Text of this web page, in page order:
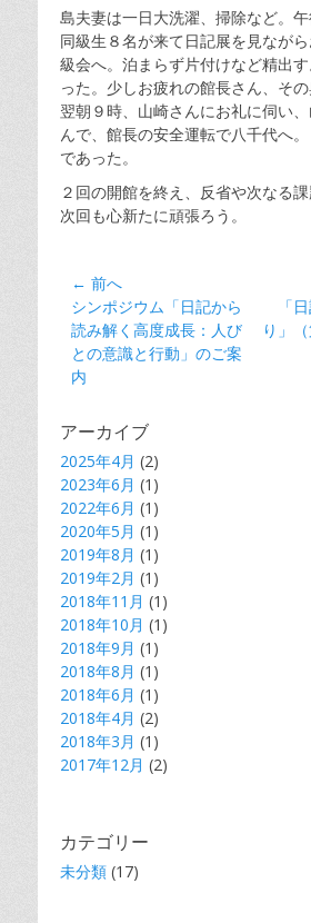
島夫妻は一日大洗濯、掃除など。
同級生８名が来て日記展を見なが
級会へ。泊まらず片付けなど精出
った。少しお疲れの館長さん、その
翌朝９時、山崎さんにお礼に伺い
んで、館長の安全運転で八千代へ
であった。
２回の開館を終え、反省や次なる課
次回も心新たに頑張ろう。
投
稿
ナ
ビ
ー
シ
ョ
ン
← 前へ
前
の
記
事:
シンポジウム「日記から
読み解く高度成長：人び
との意識と行動」のご案
内
「
り」
アーカイブ
2025年4月 (2)
2023年6月 (1)
2022年6月 (1)
2020年5月 (1)
2019年8月 (1)
2019年2月 (1)
2018年11月 (1)
2018年10月 (1)
2018年9月 (1)
2018年8月 (1)
2018年6月 (1)
2018年4月 (2)
2018年3月 (1)
2017年12月 (2)
カテゴリー
未分類 (17)